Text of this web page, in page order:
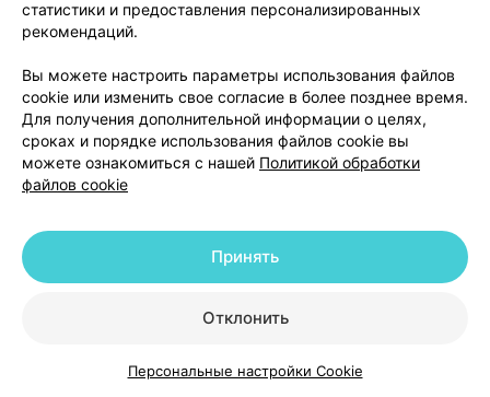
КаталогКорзинаИзбранноеПрофиль
Где купить В корзину
Парлазин нео, капли 5 мг / 1 мл 20 мл
× 1
для приема внутрь, Эгис, Венгрия
•без рецепта
покрытые оболочкой, Эгис, Венгрия
•без рецепта
статистики и предоставления персонализированных
рекомендаций.
Вы можете настроить параметры использования файлов
cookie или изменить свое согласие в более позднее время.
Для получения дополнительной информации о целях,
сроках и порядке использования файлов cookie вы
можете ознакомиться с нашей Политикой обработки
файлов cookie
Отклонить
Принять
Персональные настройки Cookie